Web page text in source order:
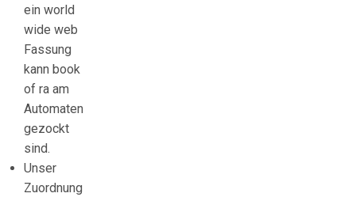
ein world
wide web
Fassung
kann book
of ra am
Automaten
gezockt
sind.
Unser
Zuordnung